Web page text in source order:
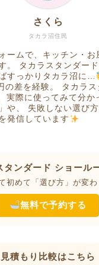
タカラ沼住民
さくら
ームで、キッチン・お
。 タカラスタンダー
すっかりタカラ沼に…
の差を経験。 タカラス
実際に使ってみて分か
や、 失敗しない選び
発信しています
タンダード ショール
初めて「選び方」が変わ
無料で予約する
見積もり比較はこちら